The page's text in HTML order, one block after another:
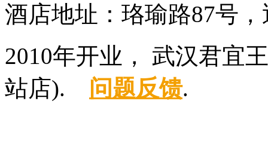
酒店地址：珞瑜路87号
2010年开业， 武汉君宜
站店). 问题反馈.